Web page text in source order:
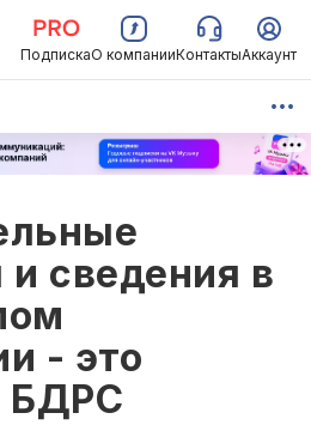
ПодпискаО компанииКонтактыАккаунт
сведения в
- это
БДРС